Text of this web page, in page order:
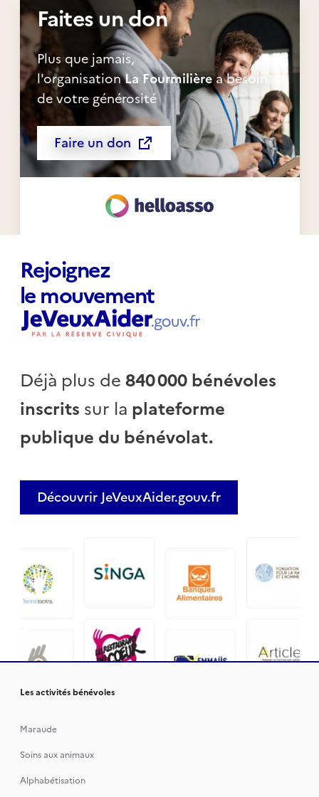
Faites un don
Plus que jamais,
l'organisationLa Fourmilièrea besoin
de votre générosité
Faire un don
Rejoignez
le mouvement
Déjà plus de840 000 bénévoles
inscrits sur la plateforme
publique du bénévolat.
Découvrir JeVeuxAider.gouv.fr
Les activités bénévoles
Maraude
Soins aux animaux
Alphabétisation